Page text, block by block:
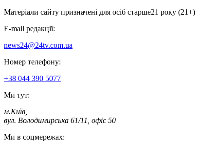
Матеріали сайту призначені для осіб старше21 року (21+)
E-mail редакції:
news24@24tv.com.ua
Номер телефону:
+38 044 390 5077
Ми тут:
м.Київ
вул. Володимирська 61/11, офіс 50
Ми в соцмережах: